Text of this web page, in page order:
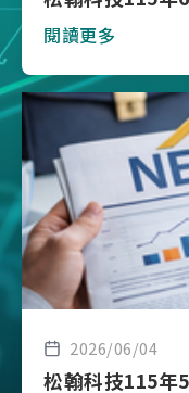
閱讀更多
2026/06/04
松翰科技115年